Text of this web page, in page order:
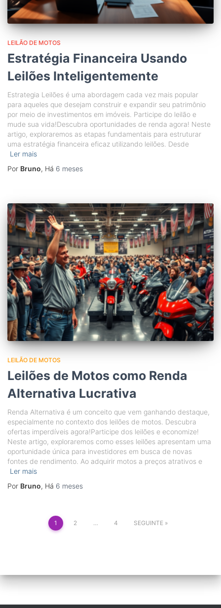
LEILÃO DE MOTOS
Estratégia Financeira Usando
Leilões Inteligentemente
Estrategia Leilões é uma abordagem cada vez mais popular
para aqueles que desejam construir e expandir seu patrimônio
por meio de investimentos em imóveis. Participe do leilão e
mude sua vida!Descubra oportunidades de renda agora! Neste
artigo, exploraremos as etapas fundamentais para estruturar
uma estratégia financeira eficaz utilizando leilões. Desde
Ler mais
Por Bruno, Há 6 meses
LEILÃO DE MOTOS
Leilões de Motos como Renda
Alternativa Lucrativa
Renda Alternativa é um conceito que vem ganhando destaque,
especialmente no contexto dos leilões de motos. Descubra
ofertas imperdíveis agora!Participe dos leilões e economize!
Neste artigo, exploraremos como esses leilões apresentam uma
oportunidade única para investidores em busca de novas
fontes de rendimento. Ao adquirir motos a preços atrativos e
Ler mais
Por Bruno, Há 6 meses
Paginação
1 2 … 4 SEGUINTE